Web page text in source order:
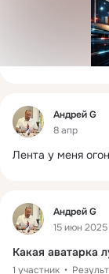
Фид
Андрей G
8 апр
Лента у меня
Фид
Андрей G
15 июн 2025
Какая аватарка
1 участник